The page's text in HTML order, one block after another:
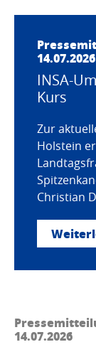
14.07.2026
INSA-
Kurs
Zur
Holstein
Christian
14.07.2026